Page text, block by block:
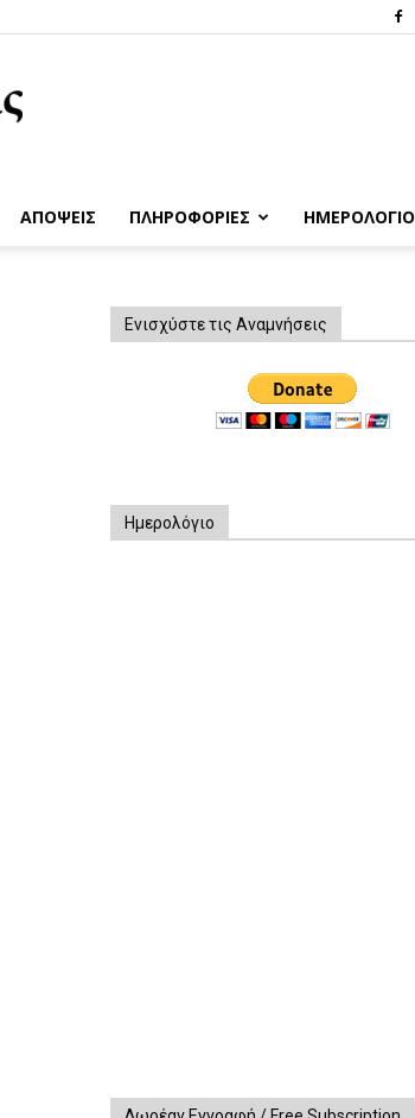
ΑΠΟΨΕΙΣ ΠΛΗΡΟΦΟΡΙΕΣ ΗΜΕΡΟΛΟΓΙΟ
Ενισχύστε τις Αναμνήσεις
Ημερολόγιο